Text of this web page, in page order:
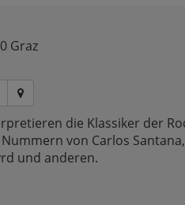
Graz
die Klassiker der
von Carlos
und anderen.